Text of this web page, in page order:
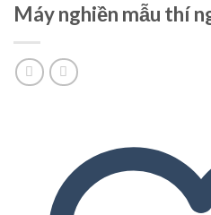
Máy nghiền mẫu thí